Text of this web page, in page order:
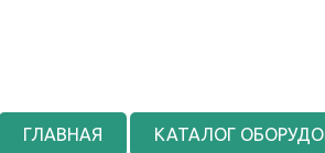
ГЛАВНАЯ КАТАЛОГ